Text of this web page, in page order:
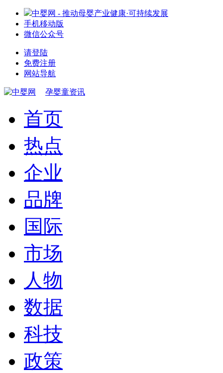
中婴网 - 推动母婴产业健康·可持续发展
手机移动版
微信公众号
请登陆
免费注册
网站导航
孕婴童资讯
首页
热点
企业
品牌
国际
市场
人物
数据
科技
政策